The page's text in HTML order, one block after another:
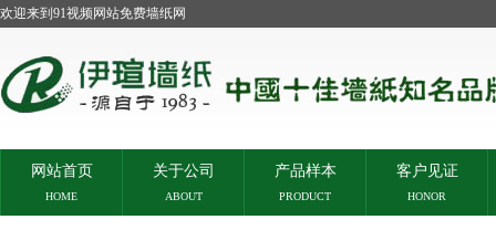
欢迎来到91视频网站免费墙纸网
网站首页
HOME
关于公司
ABOUT
产品样本
PRODUCT
客户见证
HONOR